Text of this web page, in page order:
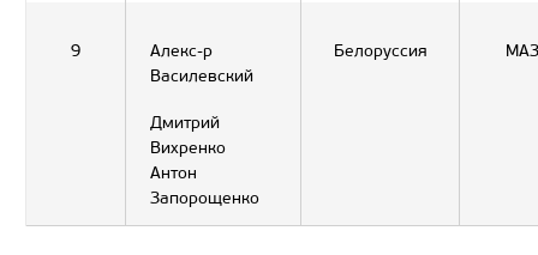
9
Алекс-р
Василевский
Дмитрий
Вихренко
Антон
Запорощенко
Белоруссия МАЗ